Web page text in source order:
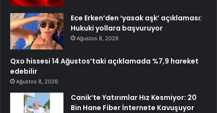
Ece Erken’den ‘yasak aşk’ açıklaması:
Hukuki yollara başvuruyor
Ağustos 8, 2026
Qxo hissesi 14 Ağustos’taki açıklamada %7,9 hareket
edebilir
Ağustos 8, 2026
Canik’te Yatırımlar Hız Kesmiyor: 20
Bin Hane Fiber İnternete Kavuşuyor